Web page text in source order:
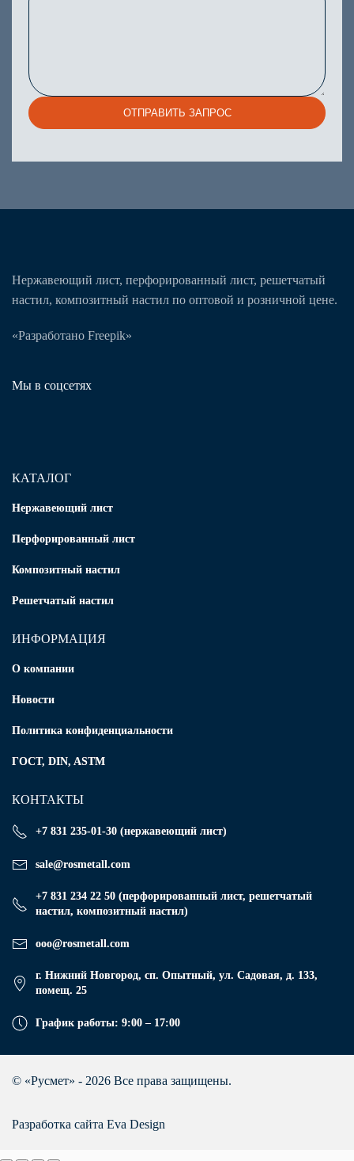
ОТПРАВИТЬ ЗАПРОС
Нержавеющий лист, перфорированный лист, решетчатый
настил, композитный настил по оптовой и розничной цене.
«Разработано Freepik»
Мы в соцсетях
КАТАЛОГ
Нержавеющий лист
Перфорированный лист
Композитный настил
Решетчатый настил
ИНФОРМАЦИЯ
О компании
Новости
Политика конфиденциальности
ГОСТ, DIN, ASTM
КОНТАКТЫ
+7 831 235-01-30 (нержавеющий лист)
sale@rosmetall.com
+7 831 234 22 50 (перфорированный лист, решетчатый
настил, композитный настил)
ooo@rosmetall.com
г. Нижний Новгород, сп. Опытный, ул. Садовая, д. 133,
помещ. 25
График работы: 9:00 – 17:00
© «Русмет» - 2026 Все права защищены.
Разработка сайта Eva Design